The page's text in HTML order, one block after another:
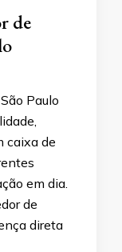
de
Paulo
caixa de
em dia.
de
direta